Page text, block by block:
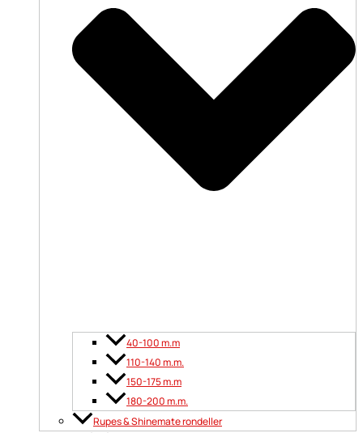
40-100 m.m
110-140 m.m.
150-175 m.m
180-200 m.m.
Rupes & Shinemate rondeller